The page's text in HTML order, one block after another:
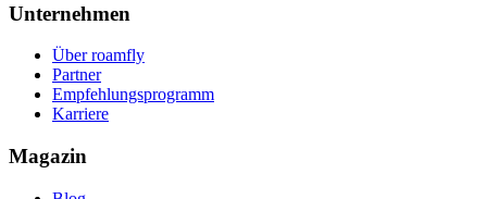
Unternehmen
Über roamfly
Partner
Empfehlungsprogramm
Karriere
Magazin